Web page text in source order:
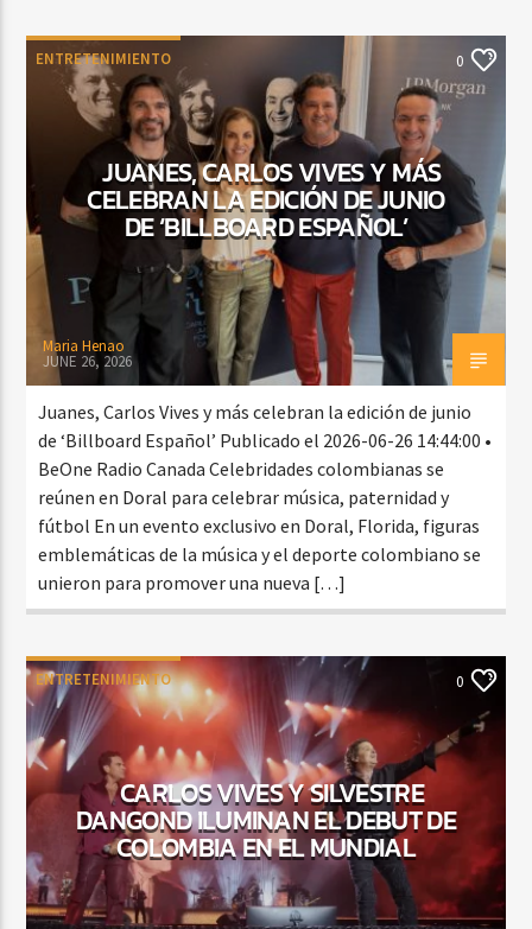
ENTRETENIMIENTO 0
JUANES, CARLOS VIVES Y MÁS
CELEBRAN LA EDICIÓN DE JUNIO
DE ‘BILLBOARD ESPAÑOL’
Maria Henao
JUNE 26, 2026
Juanes, Carlos Vives y más celebran la edición de junio
de ‘Billboard Español’ Publicado el 2026-06-26 14:44:00 •
BeOne Radio Canada Celebridades colombianas se
reúnen en Doral para celebrar música, paternidad y
fútbol En un evento exclusivo en Doral, Florida, figuras
emblemáticas de la música y el deporte colombiano se
unieron para promover una nueva […]
ENTRETENIMIENTO 0
CARLOS VIVES Y SILVESTRE
DANGOND ILUMINAN EL DEBUT DE
COLOMBIA EN EL MUNDIAL